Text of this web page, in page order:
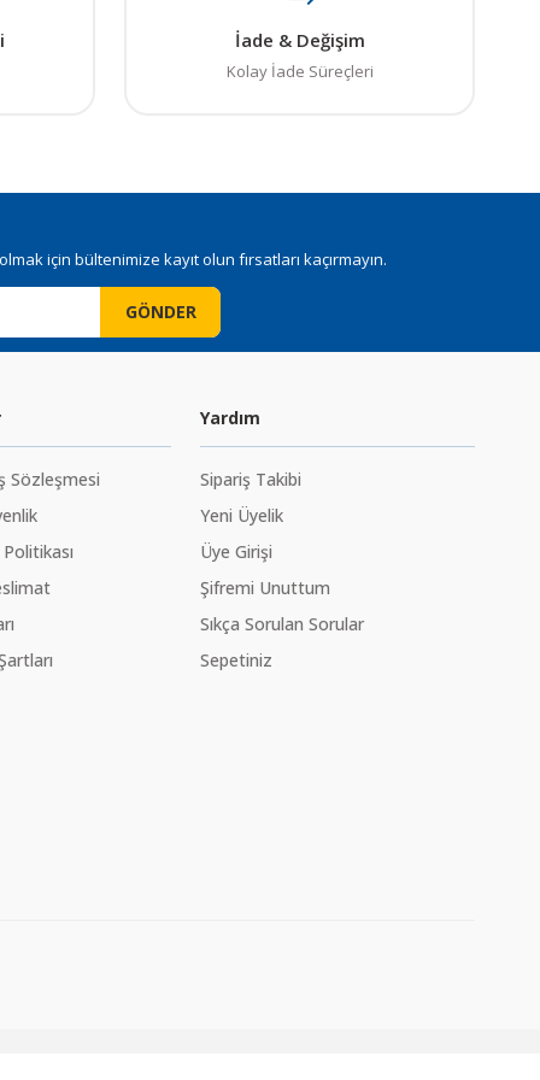
İade & Değişim
Kolay İade Süreçleri
için bültenimize kayıt olun fırsatları kaçırmayın.
GÖNDER
Sözleşmesi
Yardım
Sipariş Takibi
Yeni Üyelik
Üye Girişi
Şifremi Unuttum
Sıkça Sorulan Sorular
Sepetiniz